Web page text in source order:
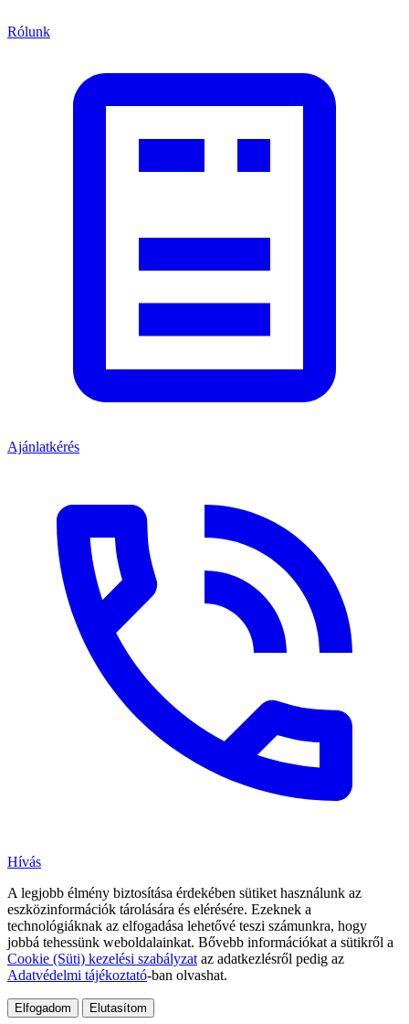
Rólunk
Ajánlatkérés
Hívás
A legjobb élmény biztosítása érdekében sütiket használunk az
eszközinformációk tárolására és elérésére. Ezeknek a
technológiáknak az elfogadása lehetővé teszi számunkra, hogy
jobbá tehessünk weboldalainkat. Bővebb információkat a sütikről a
Cookie (Süti) kezelési szabályzat az adatkezlésről pedig az
Adatvédelmi tájékoztató-ban olvashat.
Elfogadom Elutasítom